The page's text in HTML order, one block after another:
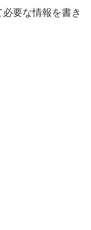
要な情報を書き